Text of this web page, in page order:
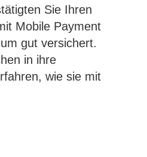
Sie Ihren
Mobile Payment
gut versichert.
in ihre
wie sie mit